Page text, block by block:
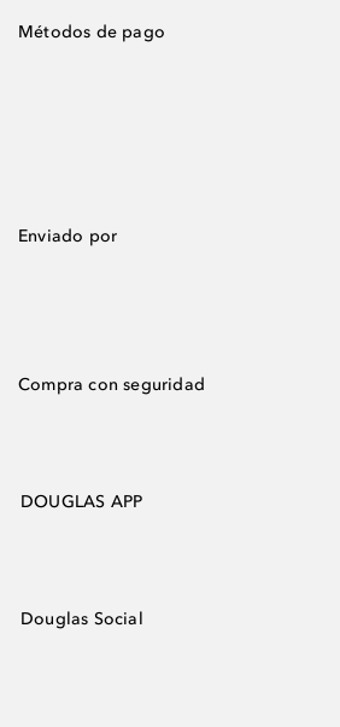
Métodos de pago
Enviado por
Compra con seguridad
DOUGLAS APP
Douglas Social